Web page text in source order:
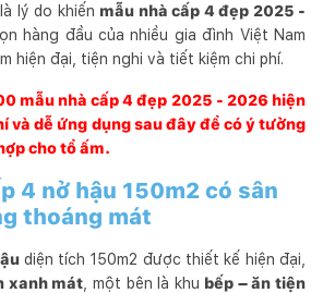
lý do khiến mẫu nhà cấp 4 đẹp 2025 -
hàng đầu của nhiều gia đình Việt Nam
hiện đại, tiện nghi và tiết kiệm chi phí.
mẫu nhà cấp 4 đẹp 2025 - 2026 hiện
và dễ ứng dụng sau đây để có ý tưởng
cho tổ ấm.
4 nở hậu 150m2 có sân
thoáng mát
diện tích 150m2 được thiết kế hiện đại,
xanh mát , một bên là khu bếp – ăn tiện